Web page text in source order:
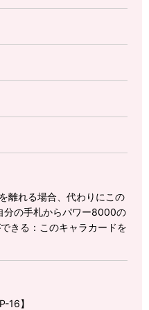
離れる場合、代わりにこの
分の手札からパワー8000の
きる：このキャラカードを
16】